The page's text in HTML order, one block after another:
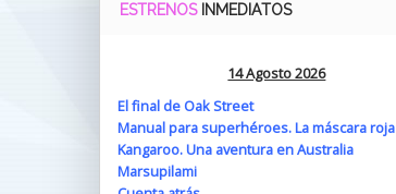
ESTRENOS INMEDIATOS
14 Agosto 2026
El final de Oak Street
Manual para superhéroes. La máscara roja
Kangaroo. Una aventura en Australia
Marsupilami